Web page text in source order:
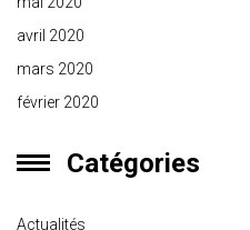
avril 2020
mars 2020
février 2020
Catégories
Actualités